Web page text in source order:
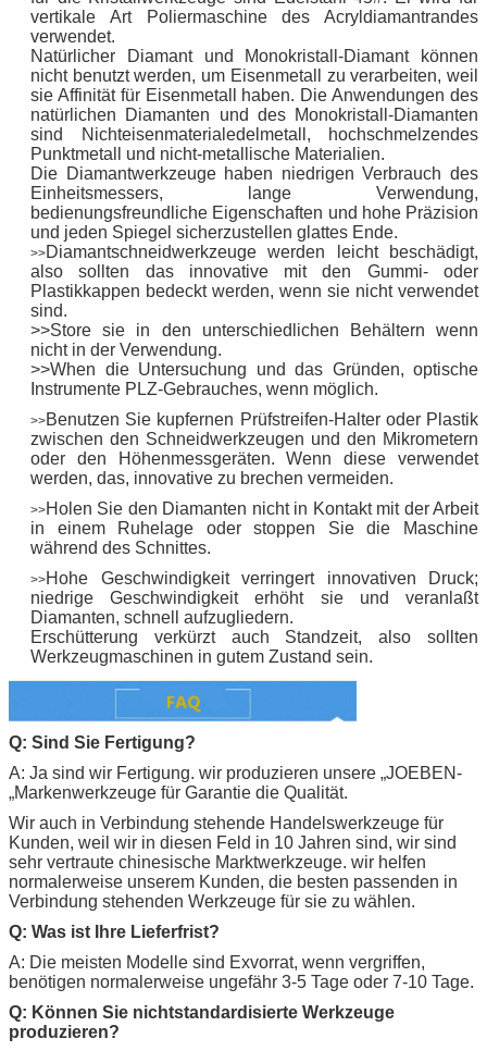
vertikale Art Poliermaschine des Acryldiamantrandes
verwendet.
Natürlicher Diamant und Monokristall-Diamant können
nicht benutzt werden, um Eisenmetall zu verarbeiten, weil
sie Affinität für Eisenmetall haben. Die Anwendungen des
natürlichen Diamanten und des Monokristall-Diamanten
sind Nichteisenmaterialedelmetall, hochschmelzendes
Punktmetall und nicht-metallische Materialien.
Die Diamantwerkzeuge haben niedrigen Verbrauch des
Einheitsmessers, lange Verwendung,
bedienungsfreundliche Eigenschaften und hohe Präzision
und jeden Spiegel sicherzustellen glattes Ende.
>>Diamantschneidwerkzeuge werden leicht beschädigt,
also sollten das innovative mit den Gummi- oder
Plastikkappen bedeckt werden, wenn sie nicht verwendet
sind.
>>Store sie in den unterschiedlichen Behältern wenn
nicht in der Verwendung.
>>When die Untersuchung und das Gründen, optische
Instrumente PLZ-Gebrauches, wenn möglich.
>>Benutzen Sie kupfernen Prüfstreifen-Halter oder Plastik
zwischen den Schneidwerkzeugen und den Mikrometern
oder den Höhenmessgeräten. Wenn diese verwendet
werden, das, innovative zu brechen vermeiden.
>>Holen Sie den Diamanten nicht in Kontakt mit der Arbeit
in einem Ruhelage oder stoppen Sie die Maschine
während des Schnittes.
>>Hohe Geschwindigkeit verringert innovativen Druck;
niedrige Geschwindigkeit erhöht sie und veranlaßt
Diamanten, schnell aufzugliedern.
Erschütterung verkürzt auch Standzeit, also sollten
Werkzeugmaschinen in gutem Zustand sein.
Q: Sind Sie Fertigung?
A: Ja sind wir Fertigung. wir produzieren unsere „JOEBEN-
„Markenwerkzeuge für Garantie die Qualität.
Wir auch in Verbindung stehende Handelswerkzeuge für
Kunden, weil wir in diesen Feld in 10 Jahren sind, wir sind
sehr vertraute chinesische Marktwerkzeuge. wir helfen
normalerweise unserem Kunden, die besten passenden in
Verbindung stehenden Werkzeuge für sie zu wählen.
Q: Was ist Ihre Lieferfrist?
A: Die meisten Modelle sind Exvorrat, wenn vergriffen,
benötigen normalerweise ungefähr 3-5 Tage oder 7-10 Tage.
Q: Können Sie nichtstandardisierte Werkzeuge
produzieren?